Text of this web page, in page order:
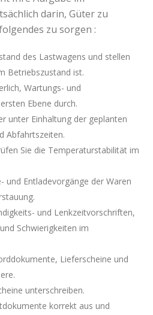
darin, Güter zu
zu sorgen :
des Lastwagens und stellen
Betriebszustand ist.
Wartungs- und
Ebene durch.
unter Einhaltung der geplanten
Abfahrtszeiten.
Sie die Temperaturstabilität im
und Entladevorgänge der Waren
und Lenkzeitvorschriften,
Schwierigkeiten im
Lieferscheine und
unterschreiben.
korrekt aus und